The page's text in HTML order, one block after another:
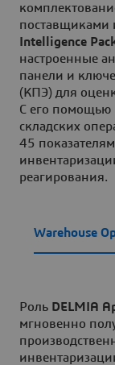
поставщиками
Intelligence
настроенные
панели и
(КПЭ) для
С его помощью
складских
45
реагирования.
Warehouse
Роль DELMIA
мгновенно